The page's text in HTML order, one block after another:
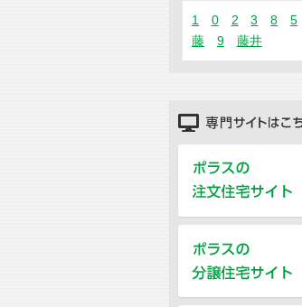
1 0 2 3 8 5
藤
9 藤井